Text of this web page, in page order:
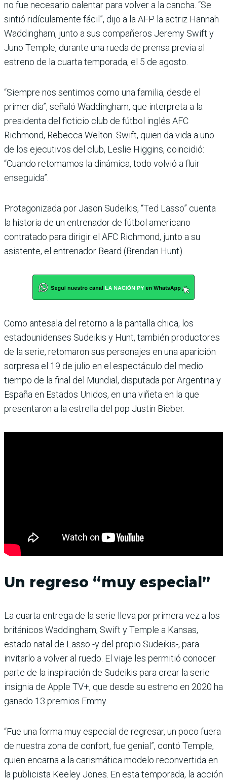
no fue necesario calentar para volver a la cancha. “Se
sintió ridículamente fácil”, dijo a la AFP la actriz Hannah
Waddingham, junto a sus compañeros Jeremy Swift y
Juno Temple, durante una rueda de prensa previa al
estreno de la cuarta temporada, el 5 de agosto.
“Siempre nos sentimos como una familia, desde el
primer día”, señaló Waddingham, que interpreta a la
presidenta del ficticio club de fútbol inglés AFC
Richmond, Rebecca Welton. Swift, quien da vida a uno
de los ejecutivos del club, Leslie Higgins, coincidió:
“Cuando retomamos la dinámica, todo volvió a fluir
enseguida”.
Protagonizada por Jason Sudeikis, “Ted Lasso” cuenta
la historia de un entrenador de fútbol americano
contratado para dirigir el AFC Richmond, junto a su
asistente, el entrenador Beard (Brendan Hunt).
Como antesala del retorno a la pantalla chica, los
estadounidenses Sudeikis y Hunt, también productores
de la serie, retomaron sus personajes en una aparición
sorpresa el 19 de julio en el espectáculo del medio
tiempo de la final del Mundial, disputada por Argentina y
España en Estados Unidos, en una viñeta en la que
presentaron a la estrella del pop Justin Bieber.
Un regreso “muy especial”
La cuarta entrega de la serie lleva por primera vez a los
británicos Waddingham, Swift y Temple a Kansas,
estado natal de Lasso -y del propio Sudeikis-, para
invitarlo a volver al ruedo. El viaje les permitió conocer
parte de la inspiración de Sudeikis para crear la serie
insignia de Apple TV+, que desde su estreno en 2020 ha
ganado 13 premios Emmy.
“Fue una forma muy especial de regresar, un poco fuera
de nuestra zona de confort, fue genial”, contó Temple,
quien encarna a la carismática modelo reconvertida en
la publicista Keeley Jones. En esta temporada, la acción